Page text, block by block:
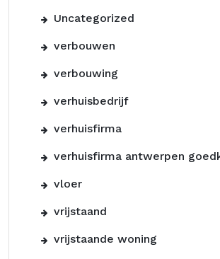
Uncategorized
verbouwen
verbouwing
verhuisbedrijf
verhuisfirma
verhuisfirma antwerpen
vloer
vrijstaand
vrijstaande woning